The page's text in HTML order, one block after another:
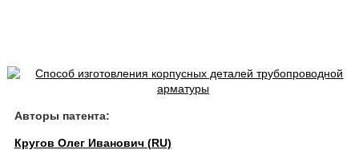
Авторы патента:
Кругов Олег Иванович (RU)